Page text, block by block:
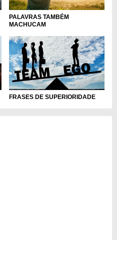
PALAVRAS TAMBÉM
MACHUCAM
FRASES DE SUPERIORIDADE